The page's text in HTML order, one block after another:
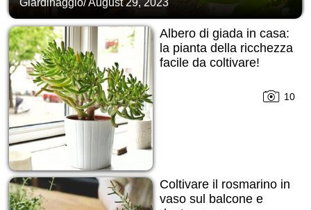
Giardinaggio/August 29, 2023
Albero di giada in casa:
la pianta della ricchezza
facile da coltivare!
10
Coltivare il rosmarino in
vaso sul balcone e